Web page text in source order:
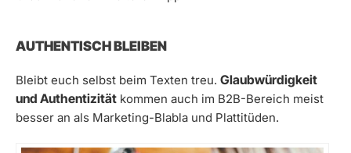
AUTHENTISCH BLEIBEN
Bleibt euch selbst beim Texten treu. Glaubwürdigkeit
und Authentizität kommen auch im B2B-Bereich meist
besser an als Marketing-Blabla und Plattitüden.